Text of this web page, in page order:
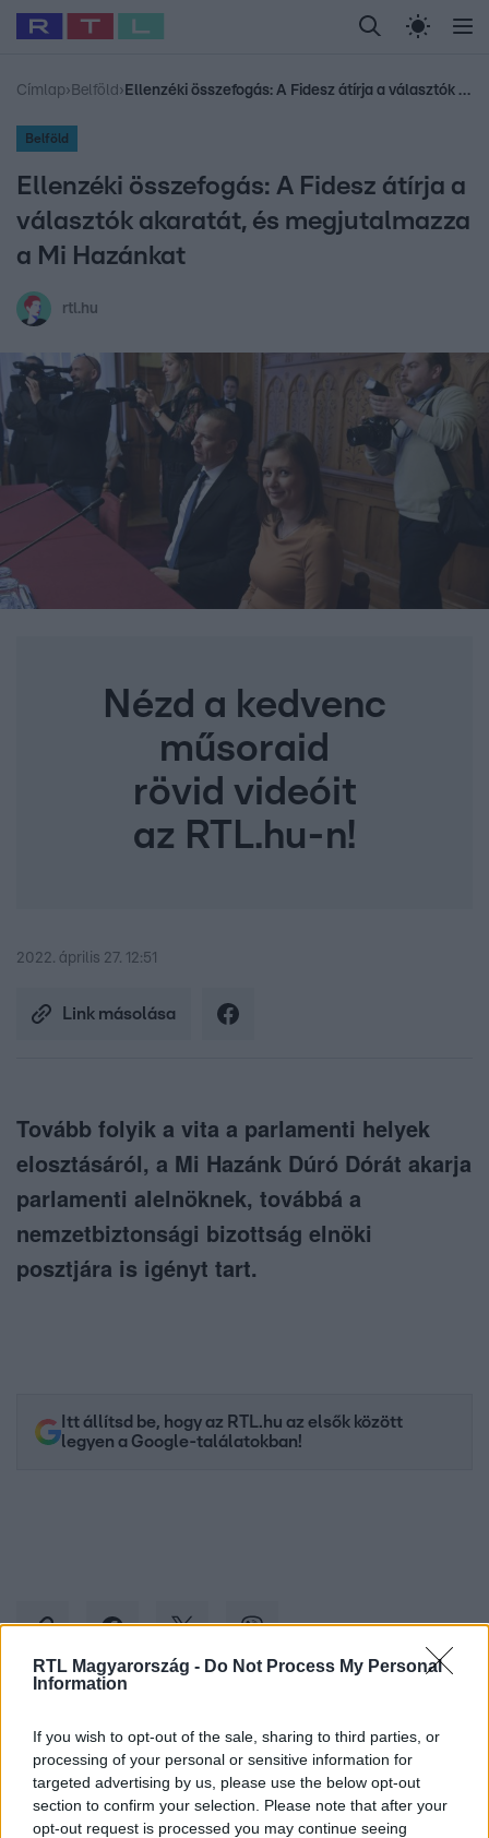
RTL Magyarország - Do Not Process My Personal
Information
If you wish to opt-out of the sale, sharing to third parties, or
processing of your personal or sensitive information for
targeted advertising by us, please use the below opt-out
section to confirm your selection. Please note that after your
opt-out request is processed you may continue seeing
Legfrissebb RTL Híradó Randi Celeb vagyok,
Babits Marcella Most Wanted Gallusz
Címlap› Belföld › Ellenzéki összefogás: A Fidesz átírja a választók akaratát, és megjutalmazza a Mi Hazánkat
Belföld
Ellenzéki összefogás: A Fidesz átírja a
választók akaratát, és megjutalmazza
a Mi Hazánkat
rtl.hu
Nézd a kedvenc
műsoraid
rövid videóit
az RTL.hu-n!
2022. április 27. 12:51
Link másolása
Tovább folyik a vita a parlamenti helyek
elosztásáról, a Mi Hazánk Dúró Dórát akarja
parlamenti alelnöknek, továbbá a
nemzetbiztonsági bizottság elnöki
posztjára is igényt tart.
Itt állítsd be, hogy az RTL.hu az elsők között
legyen a Google-találatokban!
Kövess minket, és értesülj a friss hírekről a
Facebookon is!
Követem